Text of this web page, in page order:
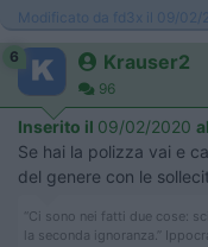
Modificato da fd3x il 09/02/
6 Krauser2
96
Inserito il 09/02/2020
Se hai la polizza vai e
del genere con le
“Ci sono nei fatti due cose:
la seconda ignoranza.”